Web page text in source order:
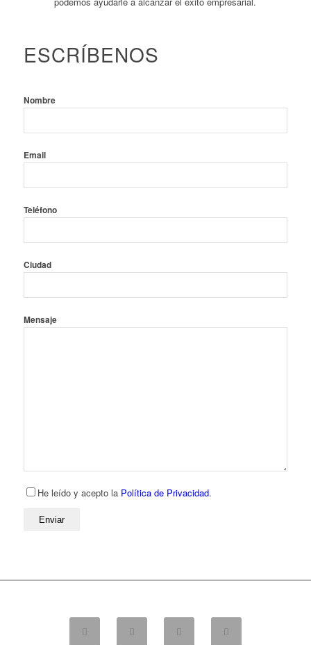
ESCRÍBENOS
Nombre
Email
Teléfono
Ciudad
Mensaje
He leído y acepto la Política de Privacidad.